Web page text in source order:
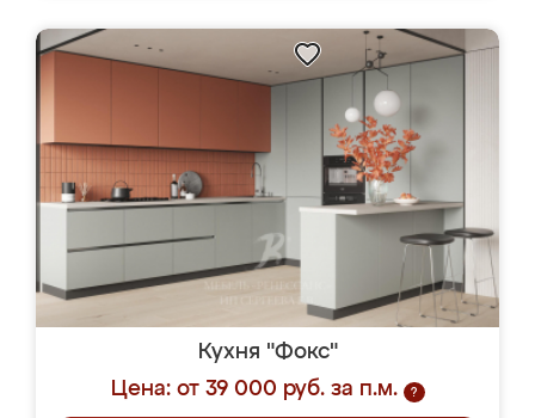
Кухня "Фокс"
Цена: от 39 000 руб. за п.м.
?